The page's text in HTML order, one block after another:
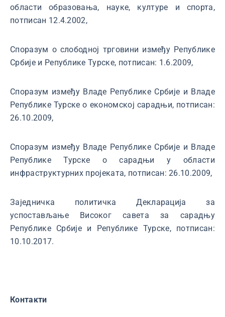
области образовања, науке, културе и спорта,
потписан 12.4.2002,
Споразум о слободној трговини између Републике
Србије и Републике Турске, потписан: 1.6.2009,
Споразум између Владе Републике Србије и Владе
Републике Турске о економској сарадњи, потписан:
26.10.2009,
Споразум између Владе Републике Србије и Владе
Републике Турске о сарадњи у области
инфраструктурних пројеката, потписан: 26.10.2009,
Заједничка политичка Декларација за
успостављање Високог савета за сарадњу
Републике Србије и Републике Турске, потписан:
10.10.2017.
Контакти